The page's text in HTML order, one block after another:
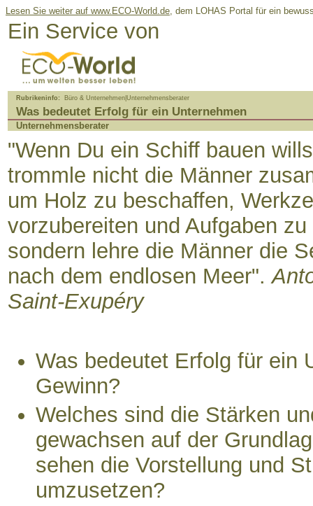
Lesen Sie weiter auf www.ECO-World.de, dem LOHAS Portal für ein
Ein Service von
Rubrikeninfo: Büro & Unternehmen|Unternehmensberater
Was bedeutet Erfolg für ein Unternehmen
Unternehmensberater
"Wenn Du ein Schiff bauen
trommle nicht die Männer
um Holz zu beschaffen,
vorzubereiten und Aufgaben
sondern lehre die Männer die
nach dem endlosen Meer".
Saint-Exupéry
Was bedeutet Erfolg für ein
Gewinn?
Welches sind die Stärken
gewachsen auf der
sehen die Vorstellung und
umzusetzen?